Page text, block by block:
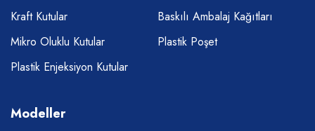
Kraft Kutular
Mikro Oluklu Kutular
Plastik Enjeksiyon Kutular
Baskılı Ambalaj Kağıtları
Plastik Poşet
Modeller